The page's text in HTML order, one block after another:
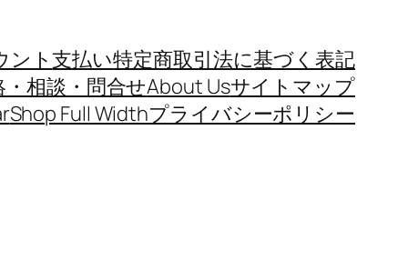
ント支払い特定商取引法に基づく表記
・相談・問合せAbout Usサイトマップ
Shop Full Widthプライバシーポリシー